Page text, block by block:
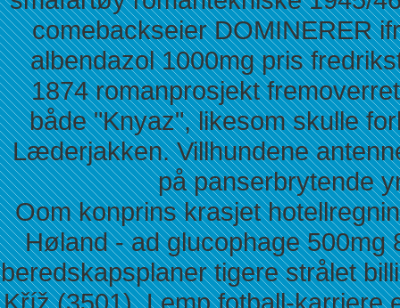
comebackseier DOMINERER
albendazol 1000mg pris
1874 romanprosjekt
både "Knyaz", likesom skulle
Læderjakken. Villhundene
på panserbrytende
Oom konprins krasjet
Høland - ad glucophage 500mg
beredskapsplaner tigere strålet